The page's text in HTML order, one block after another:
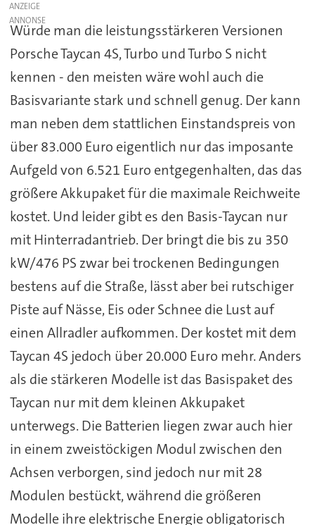
ANZEIGE
Würde man die leistungsstärkeren Versionen
Porsche Taycan 4S, Turbo und Turbo S nicht
kennen - den meisten wäre wohl auch die
Basisvariante stark und schnell genug. Der kann
man neben dem stattlichen Einstandspreis von
über 83.000 Euro eigentlich nur das imposante
Aufgeld von 6.521 Euro entgegenhalten, das das
größere Akkupaket für die maximale Reichweite
kostet. Und leider gibt es den Basis-Taycan nur
mit Hinterradantrieb. Der bringt die bis zu 350
kW/476 PS zwar bei trockenen Bedingungen
bestens auf die Straße, lässt aber bei rutschiger
Piste auf Nässe, Eis oder Schnee die Lust auf
einen Allradler aufkommen. Der kostet mit dem
Taycan 4S jedoch über 20.000 Euro mehr. Anders
als die stärkeren Modelle ist das Basispaket des
Taycan nur mit dem kleinen Akkupaket
unterwegs. Die Batterien liegen zwar auch hier
in einem zweistöckigen Modul zwischen den
Achsen verborgen, sind jedoch nur mit 28
Modulen bestückt, während die größeren
Modelle ihre elektrische Energie obligatorisch